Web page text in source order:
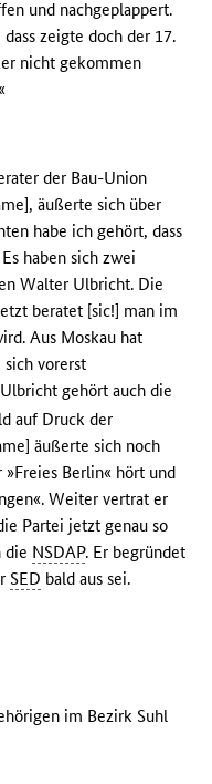
und nachgeplappert.
zeigte doch der 17.
nicht gekommen
der Bau-Union
äußerte sich über
habe ich gehört, dass
haben sich zwei
Walter Ulbricht. Die
beratet [sic!] man im
Aus Moskau hat
vorerst
gehört auch die
auf Druck der
äußerte sich noch
»Freies Berlin« hört und
Weiter vertrat er
Partei jetzt genau so
die NSDAP. Er begründet
SED bald aus sei.
im Bezirk Suhl